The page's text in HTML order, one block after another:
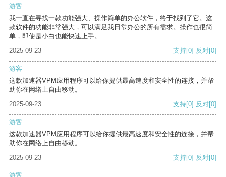
游客
我一直在寻找一款功能强大、操作简单的办公软件，终于找到了它。这
款软件的功能非常强大，可以满足我日常办公的所有需求。操作也很简
单，即使是小白也能快速上手。
2025-09-23
支持[0] 反对[0]
游客
这款加速器VPM应用程序可以给你提供最高速度和安全性的连接，并帮
助你在网络上自由移动。
2025-09-23
支持[0] 反对[0]
游客
这款加速器VPM应用程序可以给你提供最高速度和安全性的连接，并帮
助你在网络上自由移动。
2025-09-23
支持[0] 反对[0]
游客